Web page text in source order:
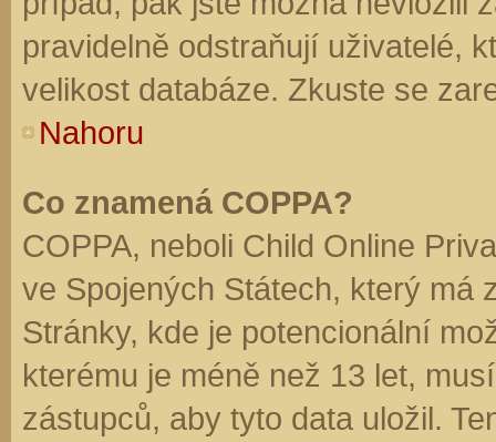
pravidelně odstraňují uživatelé,
velikost databáze. Zkuste se
Nahoru
Co znamená COPPA?
COPPA, neboli Child Online
ve Spojených Státech, který má
Stránky, kde je potencionální
kterému je méně než 13 let,
zástupců, aby tyto data uložil.